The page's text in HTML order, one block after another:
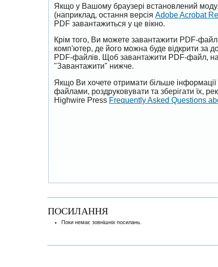
Якщо у Вашому браузері встановлений
(наприклад, остання версія Adobe Acrobat
PDF завантажиться у це вікно.
Крім того, Ви можете завантажити PDF-
комп'ютер, де його можна буде відкрити за
PDF-файлів. Щоб завантажити PDF-файл,
"Завантажити" нижче.
Якщо Ви хочете отримати більше
файлами, роздруковувати та зберігати їх,
Highwire Press Frequently Asked Questions
ПОСИЛАННЯ
Поки немає зовнішніх посилань.